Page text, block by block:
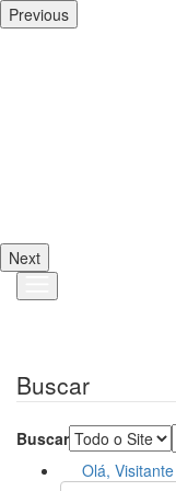
Previous
Next
Buscar
Buscar
Olá, Visitante